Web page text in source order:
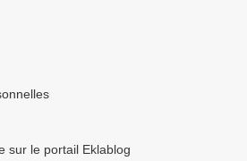
sur le portail Eklablog